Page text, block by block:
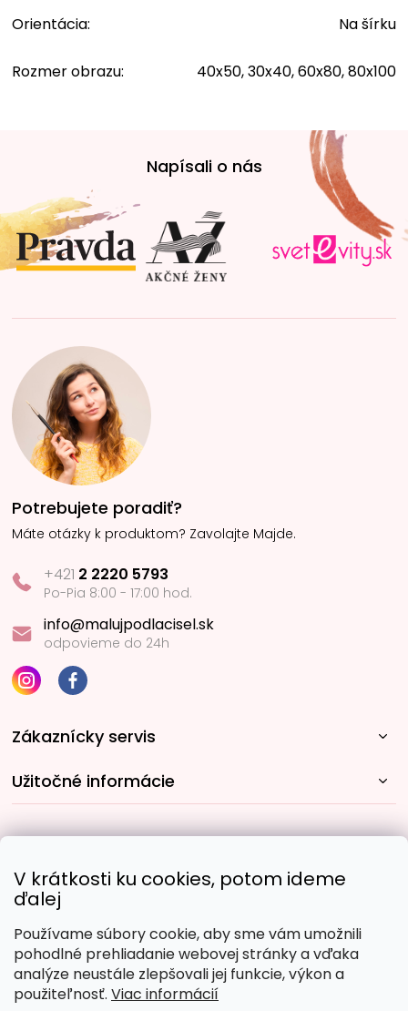
V krátkosti ku cookies, potom ideme
ďalej
Používame súbory cookie, aby sme vám umožnili
pohodlné prehliadanie webovej stránky a vďaka
analýze neustále zlepšovali jej funkcie, výkon a
použiteľnosť. Viac informácií
Orientácia: Na šírku
Rozmer obrazu: 40x50, 30x40, 60x80, 80x100
t
i
e
Napísali o nás
Potrebujete poradiť?
Máte otázky k produktom? Zavolajte Majde.
+421 2 2220 5793
Po-Pia 8:00 - 17:00 hod.
info@malujpodlacisel.sk
odpovieme do 24h
Zákaznícky servis
Užitočné informácie
Obľúbené spôsoby platby: